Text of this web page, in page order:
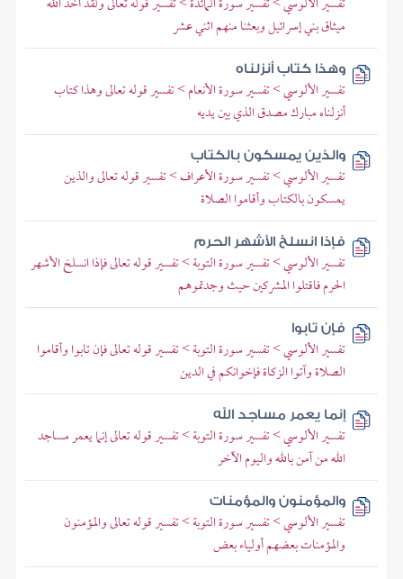
ميثاق بني إسرائيل وبعثنا منهم اثني عشر
وهذا كتاب أنزلناه
تفسير الألوسي > تفسير سورة الأنعام > تفسير قوله تعالى وهذا كتاب
أنزلناه مبارك مصدق الذي بين يديه
والذين يمسكون بالكتاب
تفسير الألوسي > تفسير سورة الأعراف > تفسير قوله تعالى والذين
يمسكون بالكتاب وأقاموا الصلاة
فإذا انسلخ الأشهر الحرم
تفسير الألوسي > تفسير سورة التوبة > تفسير قوله تعالى فإذا انسلخ الأشهر
الحرم فاقتلوا المشركين حيث وجدتموهم
فإن تابوا
تفسير الألوسي > تفسير سورة التوبة > تفسير قوله تعالى فإن تابوا وأقاموا
الصلاة وآتوا الزكاة فإخوانكم في الدين
إنما يعمر مساجد الله
تفسير الألوسي > تفسير سورة التوبة > تفسير قوله تعالى إنما يعمر مساجد
الله من آمن بالله واليوم الآخر
والمؤمنون والمؤمنات
تفسير الألوسي > تفسير سورة التوبة > تفسير قوله تعالى والمؤمنون
والمؤمنات بعضهم أولياء بعض